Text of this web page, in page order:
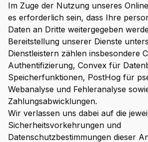
Im Zuge der Nutzung unseres
es erforderlich sein, dass Ihre
Daten an Dritte weitergegeben
Bereitstellung unserer Dienste
Dienstleistern zählen insbesondere
Authentifizierung, Convex für
Speicherfunktionen, PostHog für
Webanalyse und Fehleranalyse
Zahlungsabwicklungen.
Wir verlassen uns dabei auf die
Sicherheitsvorkehrungen und
Datenschutzbestimmungen dieser